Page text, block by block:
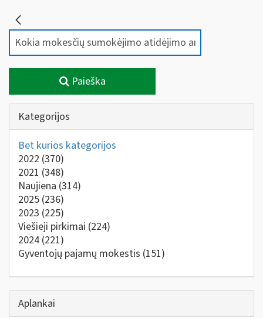
Paieška
Kategorijos
Bet kurios kategorijos
2022 (370)
2021 (348)
Naujiena (314)
2025 (236)
2023 (225)
Viešieji pirkimai (224)
2024 (221)
Gyventojų pajamų mokestis (151)
Aplankai